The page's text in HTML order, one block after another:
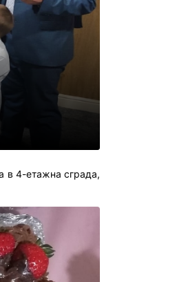
в 4-етажна сграда,